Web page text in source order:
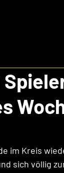
im Kreis
sich völlig